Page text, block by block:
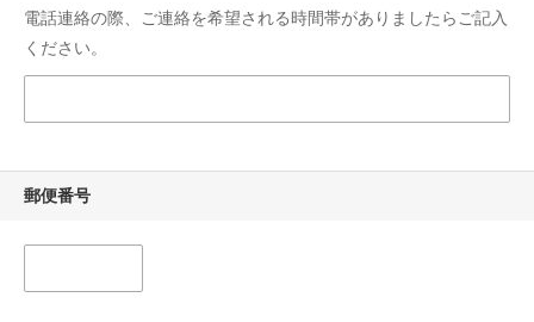
電話連絡の際、ご連絡を希望される時間帯がありましたらご記入
ください。
郵便番号